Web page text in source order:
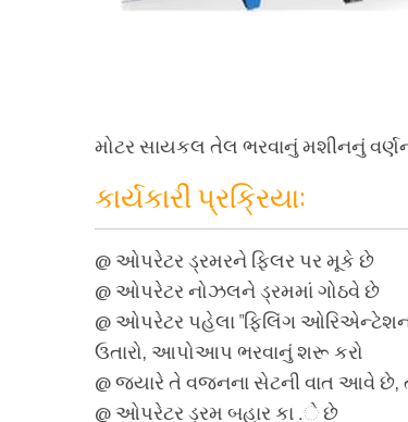
મોટર સાયકલ તેલ ભરવાનું મશીનનું
કાર્યકારી પ્રક્રિયા:
@ ઓપરેટર ડ્રમરને ફિલર પર મૂકે છે
@ ઓપરેટર નોઝલને ડ્રમમાં ગોઠવે છે
@ ઓપરેટર પહેલા "ફિલિંગ
ઉતારો, આપોઆપ ભરવાનું શરૂ કરો
@ જ્યારે તે વજનના સેટની વાત આવે
@ ઓપરેટર ડ્રમ બહાર કા .ે છે